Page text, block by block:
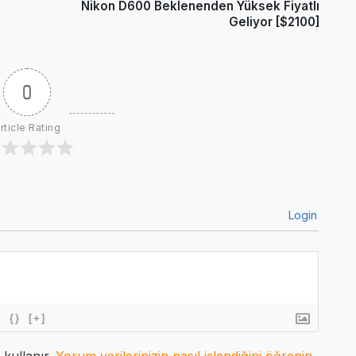
Nikon D600 Beklenenden Yüksek Fiyatlı
Geliyor [$2100]
0
Rating
Login
{} [+]